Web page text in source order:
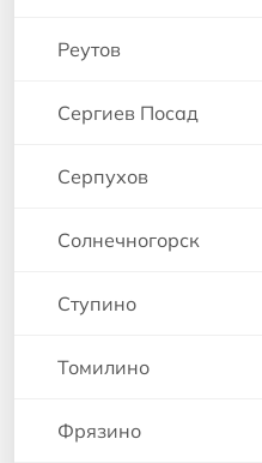
Реутов
Сергиев Посад
Серпухов
Солнечногорск
Ступино
Томилино
Фрязино